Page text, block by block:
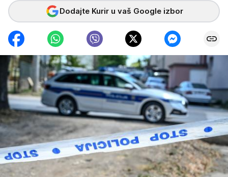
Dodajte Kurir u vaš Google izbor